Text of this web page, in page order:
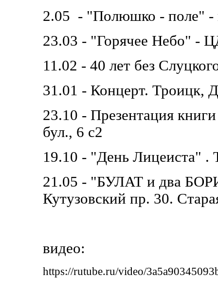
2.05 - "Полюшко - поле" -
23.03 - "Горячее Небо" -
11.02 - 40 лет без
31.01 - Концерт. Троицк,
23.10 - Презентация
бул., 6 с2
19.10 - "День Лицеиста" .
21.05 - "БУЛАТ и два
Кутузовский пр. 30.
видео:
https://rutube.ru/video/